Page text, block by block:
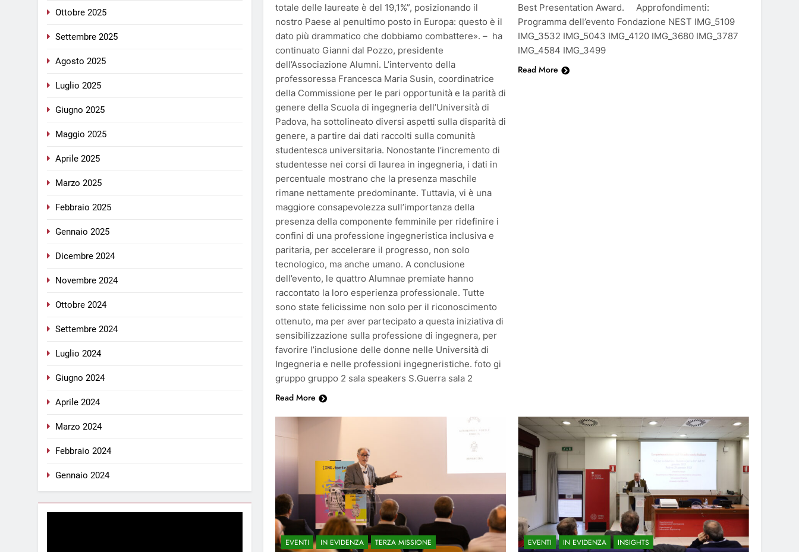
Ottobre 2025
Settembre 2025
Agosto 2025
Luglio 2025
Giugno 2025
Maggio 2025
Aprile 2025
Marzo 2025
Febbraio 2025
Gennaio 2025
Dicembre 2024
Novembre 2024
Ottobre 2024
Settembre 2024
Luglio 2024
Giugno 2024
Aprile 2024
Marzo 2024
Febbraio 2024
Gennaio 2024
totale delle laureate è del 19,1%”, posizionando il
nostro Paese al penultimo posto in Europa: questo è il
dato più drammatico che dobbiamo combattere». – ha
continuato Gianni dal Pozzo, presidente
dell’Associazione Alumni. L’intervento della
professoressa Francesca Maria Susin, coordinatrice
della Commissione per le pari opportunità e la parità di
genere della Scuola di ingegneria dell’Università di
Padova, ha sottolineato diversi aspetti sulla disparità di
genere, a partire dai dati raccolti sulla comunità
studentesca universitaria. Nonostante l’incremento di
studentesse nei corsi di laurea in ingegneria, i dati in
percentuale mostrano che la presenza maschile
rimane nettamente predominante. Tuttavia, vi è una
maggiore consapevolezza sull’importanza della
presenza della componente femminile per ridefinire i
confini di una professione ingegneristica inclusiva e
paritaria, per accelerare il progresso, non solo
tecnologico, ma anche umano. A conclusione
dell’evento, le quattro Alumnae premiate hanno
raccontato la loro esperienza professionale. Tutte
sono state felicissime non solo per il riconoscimento
ottenuto, ma per aver partecipato a questa iniziativa di
sensibilizzazione sulla professione di ingegnera, per
favorire l’inclusione delle donne nelle Università di
Ingegneria e nelle professioni ingegneristiche. foto gi
gruppo gruppo 2 sala speakers S.Guerra sala 2
Read More
Best Presentation Award. Approfondimenti:
Programma dell’evento Fondazione NEST IMG_5109
IMG_3532 IMG_5043 IMG_4120 IMG_3680 IMG_3787
IMG_4584 IMG_3499
Read More
EVENTI IN EVIDENZA TERZA MISSIONE EVENTI IN EVIDENZA INSIGHTS